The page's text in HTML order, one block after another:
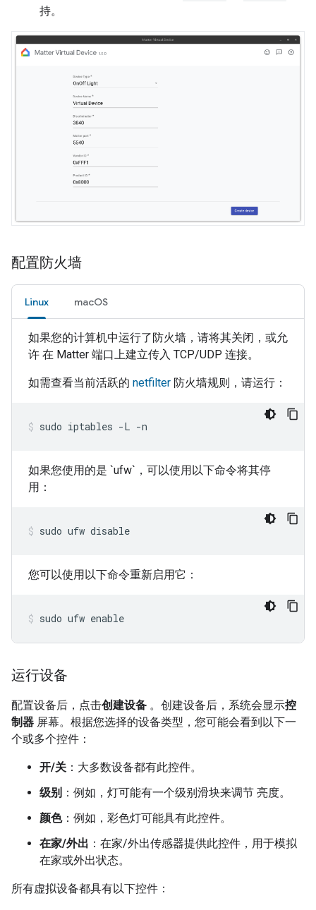
持。
配置防火墙
Linux macOS
如果您的计算机中运行了防火墙，请将其关闭，或允
许 在 Matter 端口上建立传入 TCP/UDP 连接。
如需查看当前活跃的 netfilter 防火墙规则，请运行：
sudo iptables -L -n
如果您使用的是 `ufw`，可以使用以下命令将其停
用：
sudo ufw disable
您可以使用以下命令重新启用它：
sudo ufw enable
运行设备
配置设备后，点击创建设备 。创建设备后，系统会显示控
制器 屏幕。根据您选择的设备类型，您可能会看到以下一
个或多个控件：
开/关 ：大多数设备都有此控件。
级别 ：例如，灯可能有一个级别滑块来调节 亮度。
颜色：例如，彩色灯可能具有此控件。
在家/外出 ：在家/外出传感器提供此控件，用于模拟
在家或外出状态。
所有虚拟设备都具有以下控件：